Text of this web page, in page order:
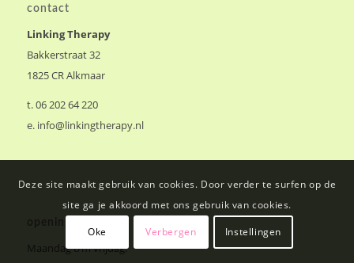
Maandag t/m vrijdag:
8.30 uur – 18.00 uur
Voor de deur kun je vrij parkeren.
belangrijke links
Deze site maakt gebruik van cookies. Door verder te surfen op de
site ga je akkoord met ons gebruik van cookies.
Oke Verbergen Instellingen